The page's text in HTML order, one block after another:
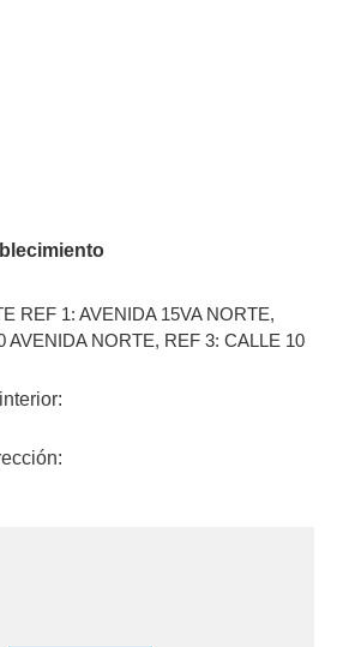
REF 1: AVENIDA 15VA NORTE,
AVENIDA NORTE, REF 3: CALLE 10